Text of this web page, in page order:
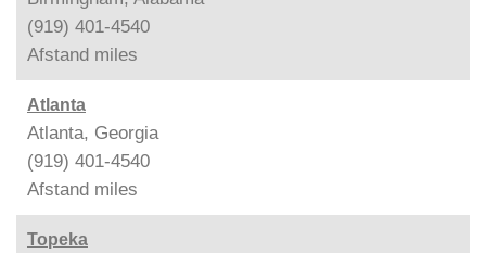
(919) 401-4540
Afstand miles
Atlanta
Atlanta, Georgia
(919) 401-4540
Afstand miles
Topeka